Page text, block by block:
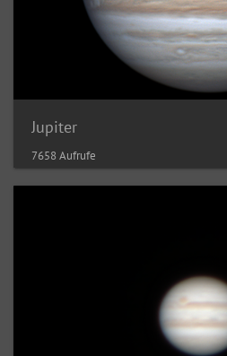
Jupiter
7658 Aufrufe